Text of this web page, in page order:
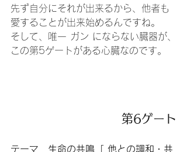
先ず自分にそれが出来るから、他者も
愛することが出来始めるんですね。
そして、唯一 ガン にならない臓器が、
この第5ゲートがある心臓なのです。
第6ゲート
テーマ　生命の共鳴「 他との調和・共